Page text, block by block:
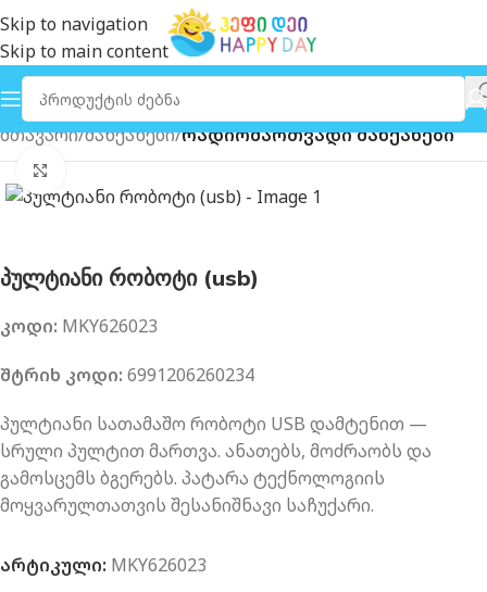
Skip to navigation
Skip to main content
მთავარი მანქანები რადიომართვადი მანქანები
პულტიანი რობოტი (usb)
კოდი: MKY626023
შტრიხ კოდი: 6991206260234
პულტიანი სათამაშო რობოტი USB დამტენით —
სრული პულტით მართვა. ანათებს, მოძრაობს და
გამოსცემს ბგერებს. პატარა ტექნოლოგიის
მოყვარულთათვის შესანიშნავი საჩუქარი.
არტიკული: MKY626023